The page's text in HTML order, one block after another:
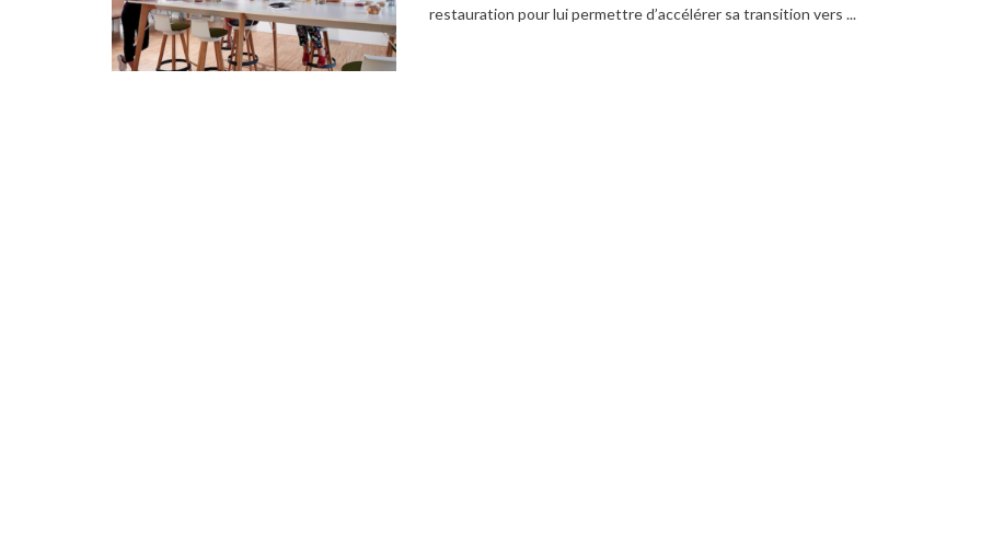
restauration pour lui permettre d’accélérer sa transition vers ...